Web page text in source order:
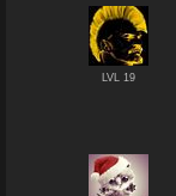
LVL 19